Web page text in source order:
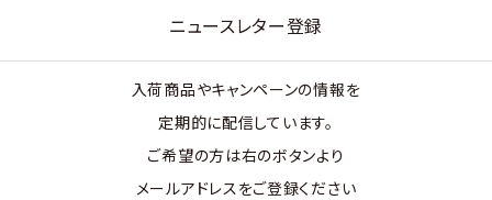
ニュースレター登録
入荷商品やキャンペーンの情報を
定期的に配信しています。
ご希望の方は右のボタンより
メールアドレスをご登録ください